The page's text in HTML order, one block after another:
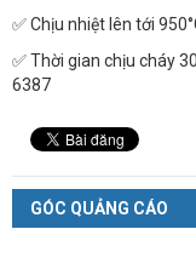
✅ Chịu nhiệt lên tới
✅ Thời gian chịu cháy
6387
GÓC QUẢNG CÁO